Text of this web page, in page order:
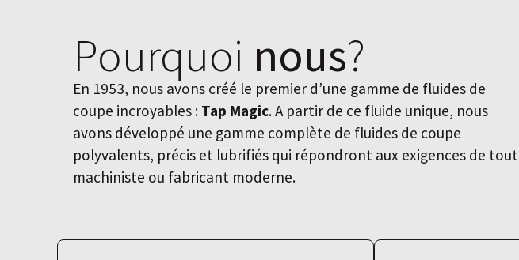
Pourquoi nous?
En 1953, nous avons créé le premier d’une gamme de fluides de
coupe incroyables : Tap Magic. A partir de ce fluide unique, nous
avons développé une gamme complète de fluides de coupe
polyvalents, précis et lubrifiés qui répondront aux exigences de tout
machiniste ou fabricant moderne.